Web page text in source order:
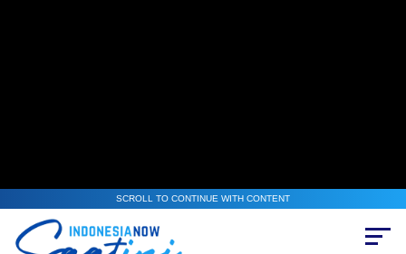
SCROLL TO CONTINUE WITH CONTENT